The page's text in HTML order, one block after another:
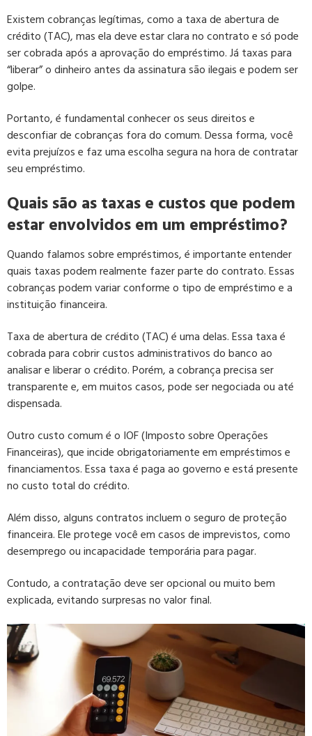
Existem cobranças legítimas, como a taxa de abertura de
crédito (TAC), mas ela deve estar clara no contrato e só pode
ser cobrada após a aprovação do empréstimo. Já taxas para
“liberar” o dinheiro antes da assinatura são ilegais e podem ser
golpe.
Portanto, é fundamental conhecer os seus direitos e
desconfiar de cobranças fora do comum. Dessa forma, você
evita prejuízos e faz uma escolha segura na hora de contratar
seu empréstimo.
Quais são as taxas e custos que podem
estar envolvidos em um empréstimo?
Quando falamos sobre empréstimos, é importante entender
quais taxas podem realmente fazer parte do contrato. Essas
cobranças podem variar conforme o tipo de empréstimo e a
instituição financeira.
Taxa de abertura de crédito (TAC) é uma delas. Essa taxa é
cobrada para cobrir custos administrativos do banco ao
analisar e liberar o crédito. Porém, a cobrança precisa ser
transparente e, em muitos casos, pode ser negociada ou até
dispensada.
Outro custo comum é o IOF (Imposto sobre Operações
Financeiras), que incide obrigatoriamente em empréstimos e
financiamentos. Essa taxa é paga ao governo e está presente
no custo total do crédito.
Além disso, alguns contratos incluem o seguro de proteção
financeira. Ele protege você em casos de imprevistos, como
desemprego ou incapacidade temporária para pagar.
Contudo, a contratação deve ser opcional ou muito bem
explicada, evitando surpresas no valor final.